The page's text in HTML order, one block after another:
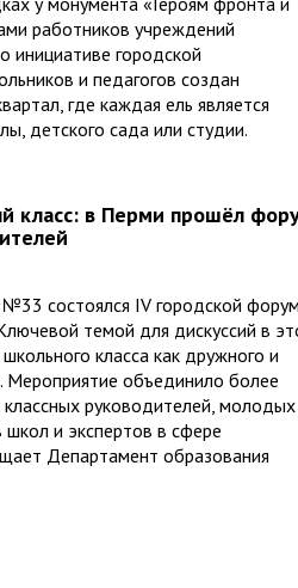
работников учреждений
инициативе городской
и педагогов создан
где каждая ель является
детского сада или студии.
класс: в Перми прошёл
состоялся IV городской
темой для дискуссий в
класса как дружного и
Мероприятие объединило более
руководителей, молодых
и экспертов в сфере
Департамент образования